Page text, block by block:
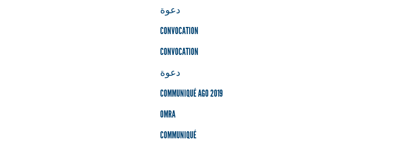
دعوة
CONVOCATION
CONVOCATION
دعوة
COMMUNIQUÉ AGO 2019
OMRA
COMMUNIQUÉ